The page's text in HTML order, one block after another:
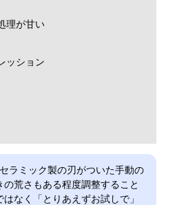
理が甘い
ッション
ラミック製の刃がついた手動の
荒さもある程度調整すること
なく「とりあえずお試しで」